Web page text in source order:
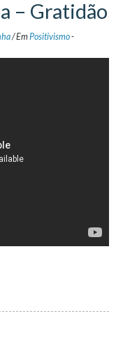
– Gratidão
/EmPositivismo-